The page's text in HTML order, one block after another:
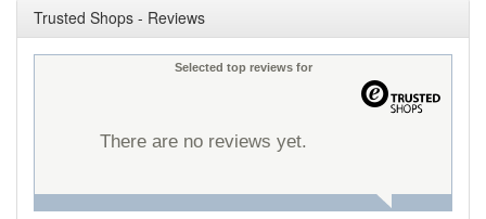
Trusted Shops - Reviews
Selected top reviews for
There are no reviews yet.